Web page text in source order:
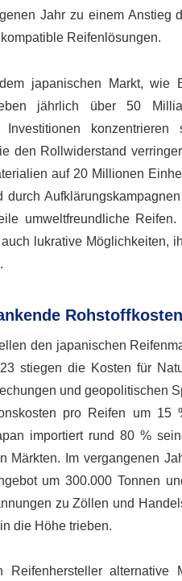
Jahr zu einem
Reifenlösungen.
japanischen Markt,
jährlich über 50
Investitionen
den Rollwiderstand
auf 20 Millionen
umweltfreundliche
lukrative Möglichkeiten,
Rohstoffkosten
den japanischen
stiegen die Kosten für
und geopolitischen
pro Reifen um
importiert rund 80 %
Märkten. Im vergangenen
um 300.000 Tonnen
zu Zöllen und
die Höhe trieben.
Reifenhersteller